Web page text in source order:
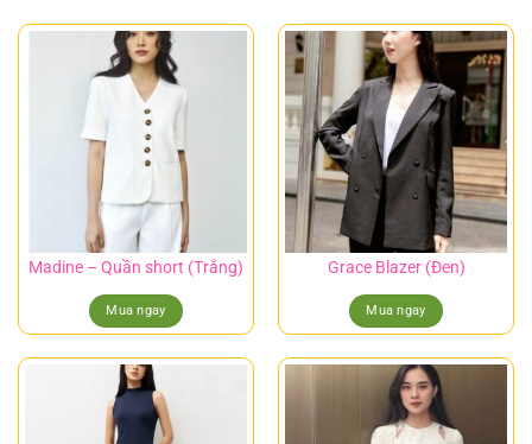
Madine – Quần short (Trắng)
Mua ngay
Grace Blazer (Đen)
Mua ngay